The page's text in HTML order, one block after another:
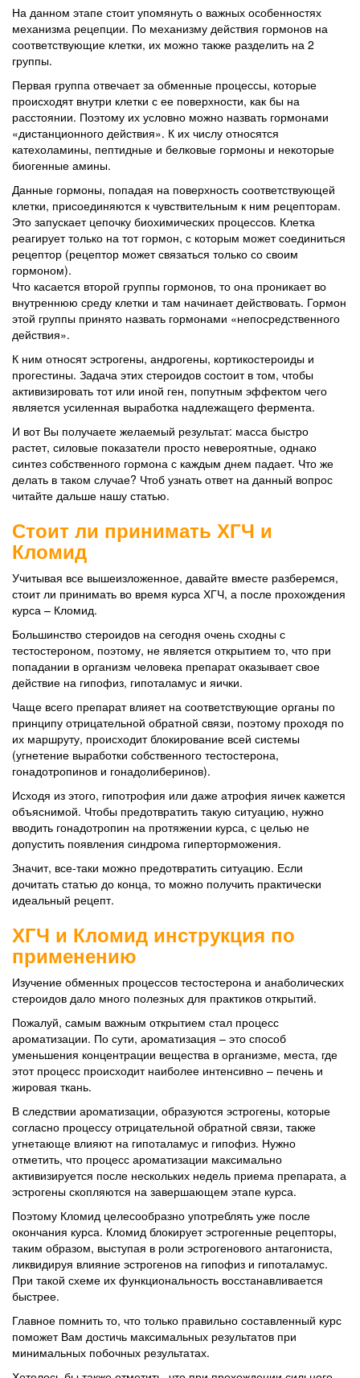
На данном этапе стоит упомянуть о важных особенностях
механизма рецепции. По механизму действия гормонов на
соответствующие клетки, их можно также разделить на 2
группы.
Первая группа отвечает за обменные процессы, которые
происходят внутри клетки с ее поверхности, как бы на
расстоянии. Поэтому их условно можно назвать гормонами
«дистанционного действия». К их числу относятся
катехоламины, пептидные и белковые гормоны и некоторые
биогенные амины.
Данные гормоны, попадая на поверхность соответствующей
клетки, присоединяются к чувствительным к ним рецепторам.
Это запускает цепочку биохимических процессов. Клетка
реагирует только на тот гормон, с которым может соединиться
рецептор (рецептор может связаться только со своим
гормоном).
Что касается второй группы гормонов, то она проникает во
внутреннюю среду клетки и там начинает действовать. Гормон
этой группы принято назвать гормонами «непосредственного
действия».
К ним относят эстрогены, андрогены, кортикостероиды и
прогестины. Задача этих стероидов состоит в том, чтобы
активизировать тот или иной ген, попутным эффектом чего
является усиленная выработка надлежащего фермента.
И вот Вы получаете желаемый результат: масса быстро
растет, силовые показатели просто невероятные, однако
синтез собственного гормона с каждым днем падает. Что же
делать в таком случае? Чтоб узнать ответ на данный вопрос
читайте дальше нашу статью.
Стоит ли принимать ХГЧ и
Кломид
Учитывая все вышеизложенное, давайте вместе разберемся,
стоит ли принимать во время курса ХГЧ, а после прохождения
курса – Кломид.
Большинство стероидов на сегодня очень сходны с
тестостероном, поэтому, не является открытием то, что при
попадании в организм человека препарат оказывает свое
действие на гипофиз, гипоталамус и яички.
Чаще всего препарат влияет на соответствующие органы по
принципу отрицательной обратной связи, поэтому проходя по
их маршруту, происходит блокирование всей системы
(угнетение выработки собственного тестостерона,
гонадотропинов и гонадолиберинов).
Исходя из этого, гипотрофия или даже атрофия яичек кажется
объяснимой. Чтобы предотвратить такую ситуацию, нужно
вводить гонадотропин на протяжении курса, с целью не
допустить появления синдрома гиперторможения.
Значит, все-таки можно предотвратить ситуацию. Если
дочитать статью до конца, то можно получить практически
идеальный рецепт.
ХГЧ и Кломид инструкция по
применению
Изучение обменных процессов тестостерона и анаболических
стероидов дало много полезных для практиков открытий.
Пожалуй, самым важным открытием стал процесс
ароматизации. По сути, ароматизация – это способ
уменьшения концентрации вещества в организме, места, где
этот процесс происходит наиболее интенсивно – печень и
жировая ткань.
В следствии ароматизации, образуются эстрогены, которые
согласно процессу отрицательной обратной связи, также
угнетающе влияют на гипоталамус и гипофиз. Нужно
отметить, что процесс ароматизации максимально
активизируется после нескольких недель приема препарата, а
эстрогены скопляются на завершающем этапе курса.
Поэтому Кломид целесообразно употреблять уже после
окончания курса. Кломид блокирует эстрогенные рецепторы,
таким образом, выступая в роли эстрогенового антагониста,
ликвидируя влияние эстрогенов на гипофиз и гипоталамус.
При такой схеме их функциональность восстанавливается
быстрее.
Главное помнить то, что только правильно составленный курс
поможет Вам достичь максимальных результатов при
минимальных побочных результатах.